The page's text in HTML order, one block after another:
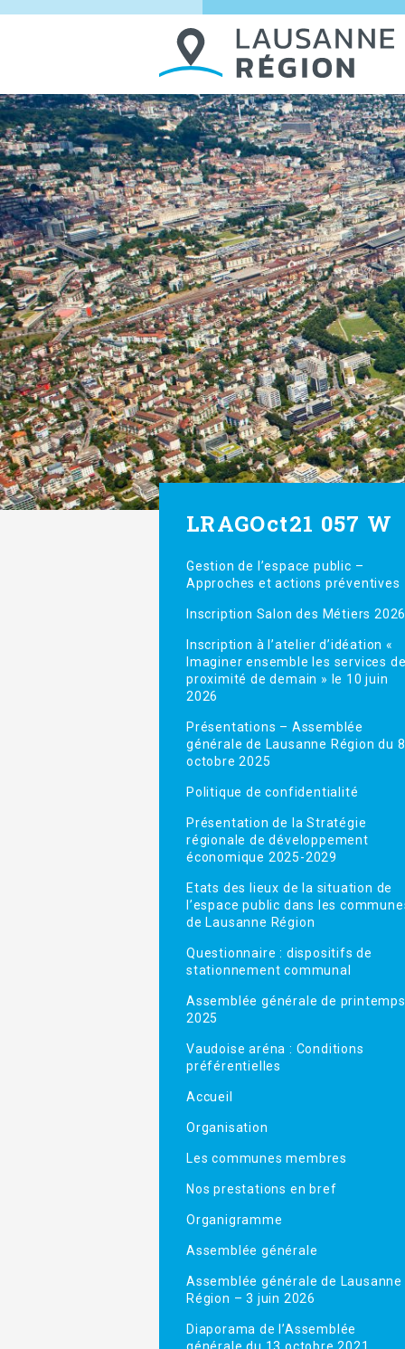
LRAGOct21 057 W
Gestion de l’espace public –
Approches et actions préventives
Inscription Salon des Métiers
Inscription à l’atelier d’idéation «
Imaginer ensemble les services
proximité de demain » le 10 juin
2026
Présentations – Assemblée
générale de Lausanne Région du 8
octobre 2025
Politique de confidentialité
Présentation de la Stratégie
régionale de développement
économique 2025-2029
Etats des lieux de la situation de
l’espace public dans les
de Lausanne Région
Questionnaire : dispositifs de
stationnement communal
Assemblée générale de printemps
2025
Vaudoise aréna : Conditions
préférentielles
Accueil
Organisation
Les communes membres
Nos prestations en bref
Organigramme
Assemblée générale
Assemblée générale de Lausanne
Région – 3 juin 2026
Diaporama de l’Assemblée